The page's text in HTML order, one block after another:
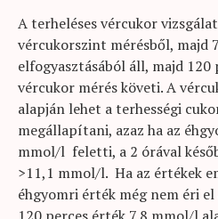
A terheléses vércukor
vércukorszint mérésből, majd
elfogyasztásából áll, majd 120
vércukor mérés követi. A
alapján lehet a terhességi
megállapítani, azaz ha az
mmol/l feletti, a 2 órával
>11,1 mmol/l. Ha az értékek
éhgyomri érték még nem éri